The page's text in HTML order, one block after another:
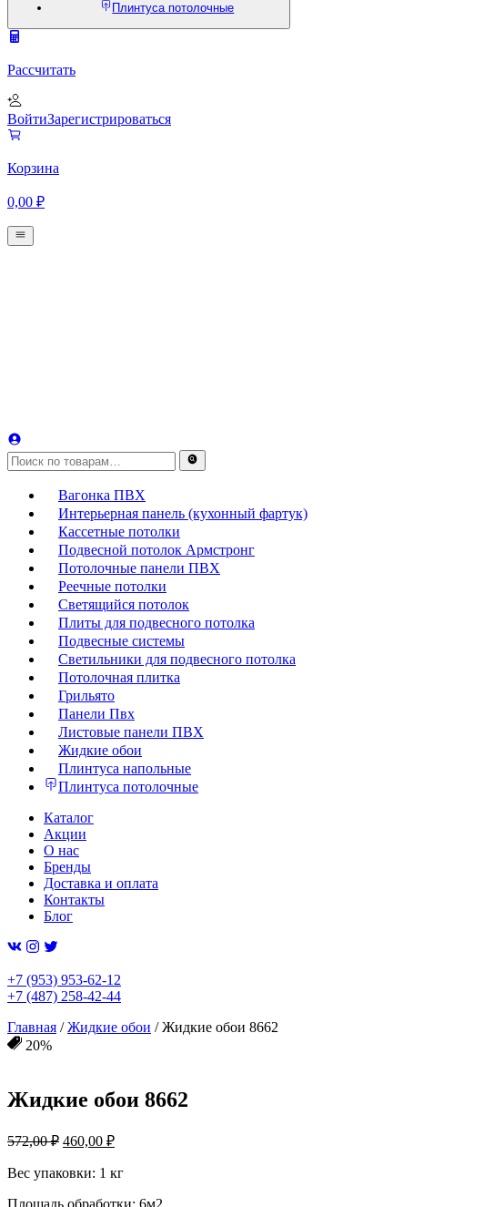
Плинтуса потолочные
Рассчитать
ВойтиЗарегистрироваться
Корзина
0,00 ₽
Вагонка ПВХ
Интерьерная панель (кухонный фартук)
Кассетные потолки
Подвесной потолок Армстронг
Потолочные панели ПВХ
Реечные потолки
Светящийся потолок
Плиты для подвесного потолка
Подвесные системы
Светильники для подвесного потолка
Потолочная плитка
Грильято
Панели Пвх
Листовые панели ПВХ
Жидкие обои
Плинтуса напольные
Плинтуса потолочные
Каталог
Акции
О нас
Бренды
Доставка и оплата
Контакты
Блог
+7 (953) 953-62-12
+7 (487) 258-42-44
Главная /Жидкие обои / Жидкие обои 8662
20%
Жидкие обои 8662
572,00₽ Первоначальная
составляла
460,00 ₽Текущая
460,00 ₽.
Вес упаковки: 1 кг